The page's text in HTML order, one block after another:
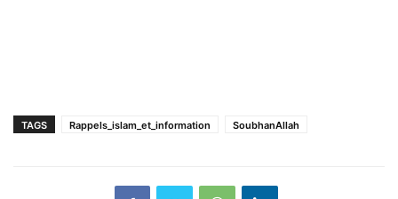
TAGS Rappels_islam_et_information SoubhanAllah